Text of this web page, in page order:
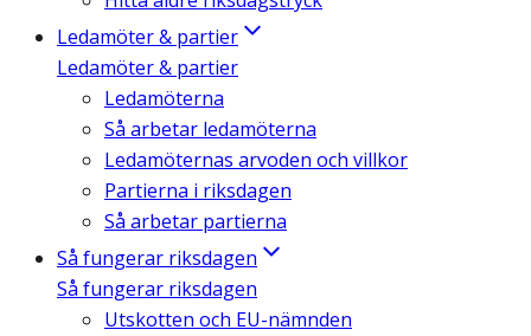
Ledamöter & partier
Ledamöter & partier
Ledamöterna
Så arbetar ledamöterna
Ledamöternas arvoden och villkor
Partierna i riksdagen
Så arbetar partierna
Så fungerar riksdagen
Så fungerar riksdagen
Utskotten och EU-nämnden